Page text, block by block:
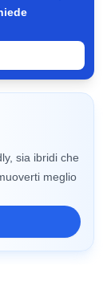
sia ibridi che
meglio